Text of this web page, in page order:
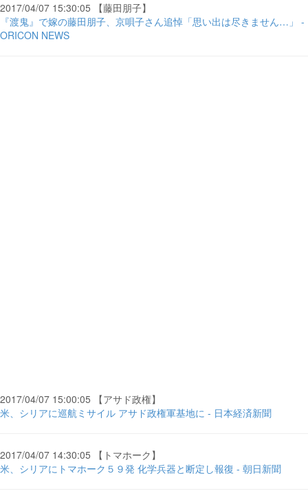
2017/04/07 15:30:05 【藤田朋子】
『渡鬼』で嫁の藤田朋子、京唄子さん追悼「思い出は尽きません…」 -
ORICON NEWS
2017/04/07 15:00:05 【アサド政権】
米、シリアに巡航ミサイル アサド政権軍基地に - 日本経済新聞
2017/04/07 14:30:05 【トマホーク】
米、シリアにトマホーク５９発 化学兵器と断定し報復 - 朝日新聞